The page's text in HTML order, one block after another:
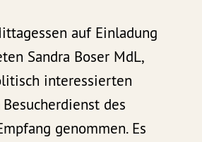
auf Einladung
Sandra Boser MdL,
interessierten
des
genommen. Es